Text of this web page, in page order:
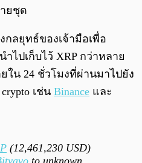
ยชุด
กลยุทธ์ของเจ้ามือเพื่อ
ไปเก็บไว้ XRP กว่าหลาย
ใน 24 ชั่วโมงที่ผ่านมาไปยัง
เช่น Binance และ
(12,461,230 USD)